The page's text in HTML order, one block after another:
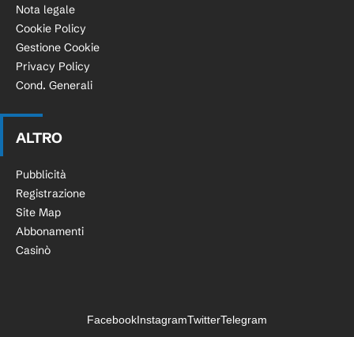
Nota legale
Cookie Policy
Gestione Cookie
Privacy Policy
Cond. Generali
ALTRO
Pubblicità
Registrazione
Site Map
Abbonamenti
Casinò
FacebookInstagramTwitterTelegram